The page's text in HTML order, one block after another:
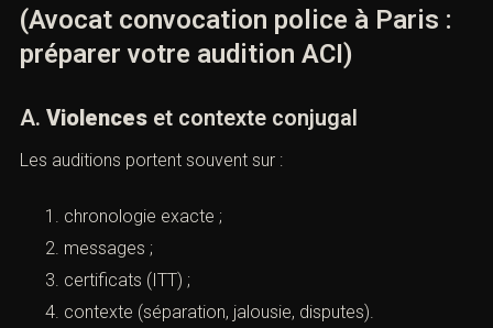
(Avocat convocation police à Paris :
préparer votre audition ACI)
A. Violences et contexte conjugal
Les auditions portent souvent sur :
chronologie exacte ;
messages ;
certificats (ITT) ;
contexte (séparation, jalousie, disputes).